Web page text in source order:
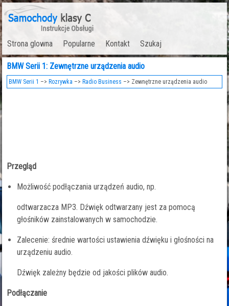
Strona glowna Popularne Kontakt Szukaj
BMW Serii 1: Zewnętrzne urządzenia audio
BMW Serii 1 –> Rozrywka –> Radio Business –> Zewnętrzne urządzenia audio
Przegląd
Możliwość podłączania urządzeń audio, np.
odtwarzacza MP3. Dźwięk odtwarzany jest za pomocą
głośników zainstalowanych w samochodzie.
Zalecenie: średnie wartości ustawienia dźwięku i głośności na
urządzeniu audio.
Dźwięk zależny będzie od jakości plików audio.
Podłączanie